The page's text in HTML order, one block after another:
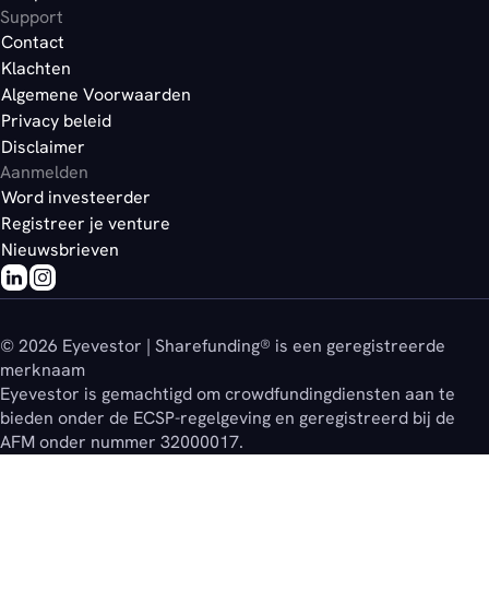
Support
Contact
Klachten
Algemene Voorwaarden
Privacy beleid
Disclaimer
Aanmelden
Word investeerder
Registreer je venture
Nieuwsbrieven
© 2026 Eyevestor | Sharefunding® is een geregistreerde
merknaam
Eyevestor is gemachtigd om crowdfundingdiensten aan te
bieden onder de ECSP-regelgeving en geregistreerd bij de
AFM onder nummer 32000017.